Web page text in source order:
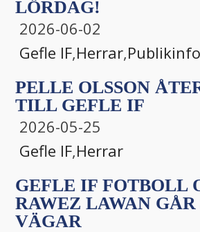
LÖRDAG!
2026-06-02
Gefle IF,Herrar,
PELLE OLSSON
TILL GEFLE IF
2026-05-25
Gefle IF,Herrar
GEFLE IF FOTBOLL
RAWEZ LAWAN
VÄGAR